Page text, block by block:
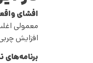
افشای
معمولی
افزایش
برنامه‌های